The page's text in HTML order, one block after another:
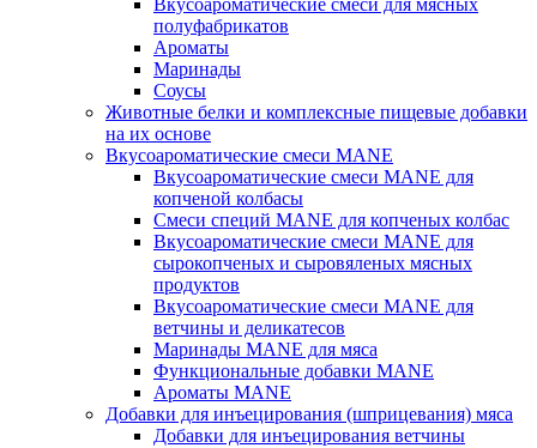
Вкусоароматические смеси для мясных
полуфабрикатов
Ароматы
Маринады
Соусы
Животные белки и комплексные пищевые добавки
на их основе
Вкусоароматические смеси MANE
Вкусоароматические смеси MANE для
копченой колбасы
Смеси специй MANE для копченых колбас
Вкусоароматические смеси MANE для
сырокопченых и сыровяленых мясных
продуктов
Вкусоароматические смеси MANE для
ветчины и деликатесов
Маринады MANE для мяса
Функциональные добавки MANE
Ароматы MANE
Добавки для инъецирования (шприцевания) мяса
Добавки для инъецирования ветчины